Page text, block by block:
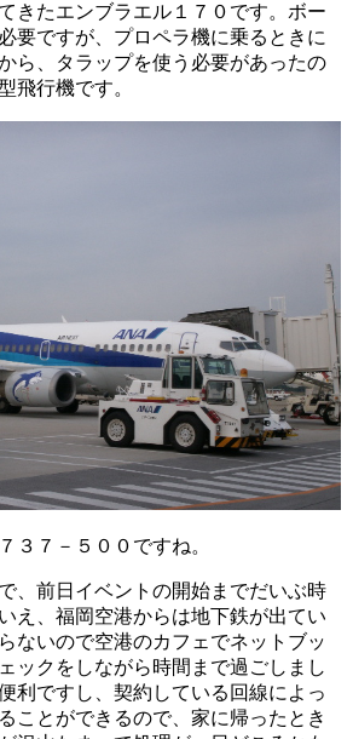
きたエンブラエル１７０です。ボー
要ですが、プロペラ機に乗るときに
ら、タラップを使う必要があったの
飛行機です。
３７－５００ですね。
、前日イベントの開始までだいぶ時
え、福岡空港からは地下鉄が出てい
ないので空港のカフェでネットブッ
ックをしながら時間まで過ごしまし
利ですし、契約している回線によっ
ことができるので、家に帰ったとき